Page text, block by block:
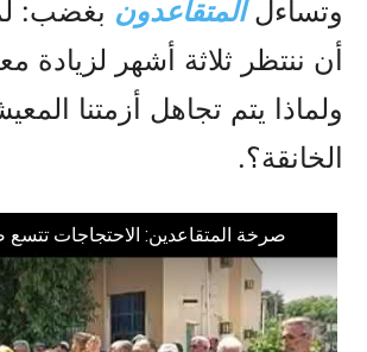
وتساءلالمتقاعدون بغضب:
أن ننتظر ثلاثة أشهر لزيادة
ولماذا يتم تجاهل أزمتنا
الخانقة؟.
صرخة المتقاعدين: الاحتجاجات تتسع